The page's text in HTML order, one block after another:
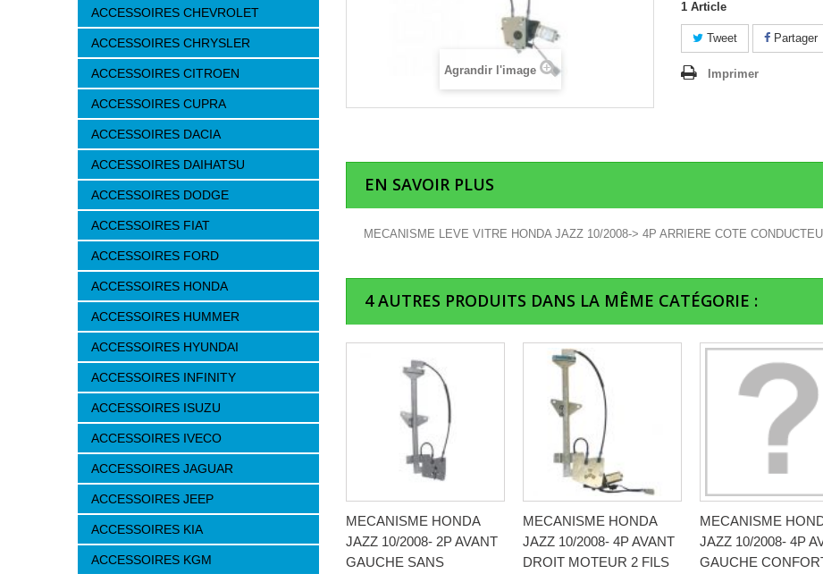
ACCESSOIRES CHEVROLET
ACCESSOIRES CHRYSLER
ACCESSOIRES CITROEN
ACCESSOIRES CUPRA
ACCESSOIRES DACIA
ACCESSOIRES DAIHATSU
ACCESSOIRES DODGE
ACCESSOIRES FIAT
ACCESSOIRES FORD
ACCESSOIRES HONDA
ACCESSOIRES HUMMER
ACCESSOIRES HYUNDAI
ACCESSOIRES INFINITY
ACCESSOIRES ISUZU
ACCESSOIRES IVECO
ACCESSOIRES JAGUAR
ACCESSOIRES JEEP
ACCESSOIRES KIA
ACCESSOIRES KGM
Agrandir l'image
1 Article
Tweet Partager
Imprimer
EN SAVOIR PLUS
MECANISME LEVE VITRE HONDA JAZZ 10/2008-> 4P ARRIERE COTE
4 AUTRES PRODUITS DANS LA MÊME CATÉGORIE :
MECANISME HONDA
JAZZ 10/2008- 2P AVANT
GAUCHE SANS
MECANISME HONDA
JAZZ 10/2008- 4P AVANT
DROIT MOTEUR 2 FILS
MECANISME
JAZZ 10/2008- 4P
GAUCHE